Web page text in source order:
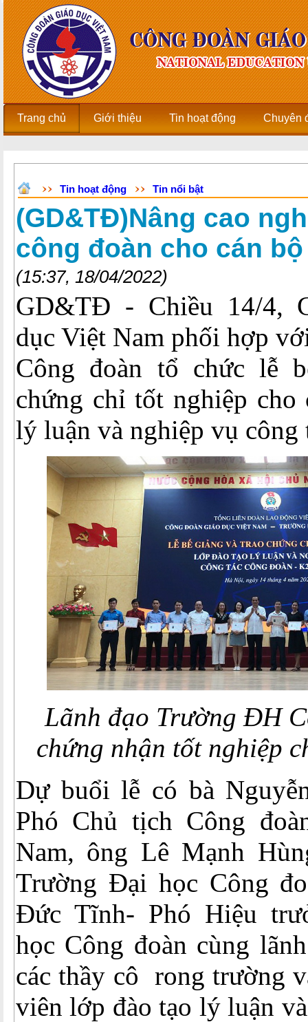
Trang chủ Giới thiệu Tin hoạt động Chuyên
Tin hoạt động Tin nổi bật
(GD&TĐ)Nâng cao
công đoàn cho cán
(15:37, 18/04/2022)
GD&TĐ - Chiều 14/4,
dục Việt Nam phối hợp
Công đoàn tổ chức lễ
chứng chỉ tốt nghiệp cho
lý luận và nghiệp vụ công
Lãnh đạo Trường ĐH
chứng nhận tốt nghiệp
Dự buổi lễ có bà
Phó Chủ tịch Công
Nam, ông Lê Mạnh
Trường Đại học Công
Đức Tĩnh- Phó Hiệu
học Công đoàn cùng
các thầy cô rong trường
viên lớp đào tạo lý luận